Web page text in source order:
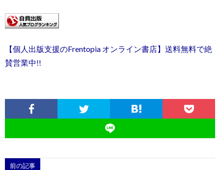
【個人出版支援のFrentopia オンライン書店】送料無料で絶
賛営業中!!
前の記事